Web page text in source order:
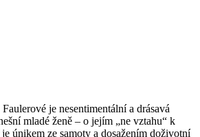
je nesentimentální a drásavá
mladé ženě – o jejím „ne vztahu“ k
únikem ze samoty a dosažením doživotní